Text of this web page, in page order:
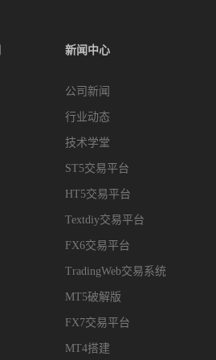
新闻中心
公司新闻
行业动态
技术学堂
ST5交易平台
HT5交易平台
Textdiy交易平台
FX6交易平台
TradingWeb交易系统
MT5破解版
FX7交易平台
MT4搭建